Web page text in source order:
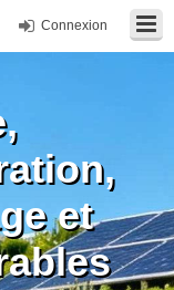
Connexion
et